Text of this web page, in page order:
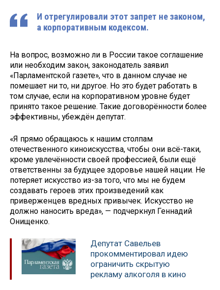
И отрегулировали этот запрет не законом,
а корпоративным кодексом.
На вопрос, возможно ли в России такое соглашение
или необходим закон, законодатель заявил
«Парламентской газете», что в данном случае не
помешает ни то, ни другое. Но это будет работать в
том случае, если на корпоративном уровне будет
принято такое решение. Такие договорённости более
эффективны, убеждён депутат.
«Я прямо обращаюсь к нашим столпам
отечественного киноискусства, чтобы они всё-таки,
кроме увлечённости своей профессией, были ещё
ответственны за будущее здоровье нашей нации. Не
потеряет искусство из-за того, что мы не будем
создавать героев этих произведений как
приверженцев вредных привычек. Искусство не
должно наносить вреда», — подчеркнул Геннадий
Онищенко.
Депутат Савельев
прокомментировал идею
ограничить скрытую
рекламу алкоголя в кино